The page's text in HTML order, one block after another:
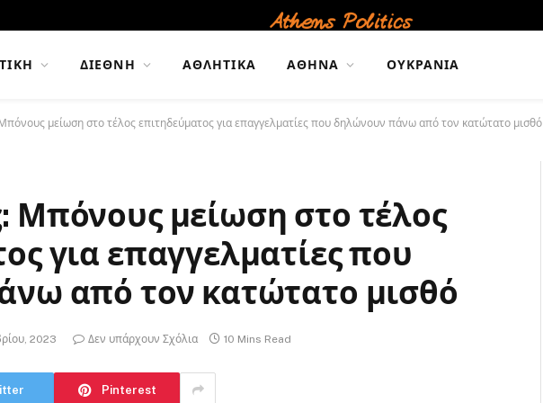
ΔΙΕΘΝΉ ΑΘΛΗΤΙΚΆ ΑΘΉΝΑ ΟΥΚΡΑΝΊΑ
μείωση στο τέλος επιτηδεύματος για επαγγελματίες που δηλώνουν πάνω από τον κατώτατο μισθό
Μπόνους μείωση στο τέλος
για επαγγελματίες που
από τον κατώτατο μισθό
2023 Δεν υπάρχουν Σχόλια 10 Mins Read
Pinterest